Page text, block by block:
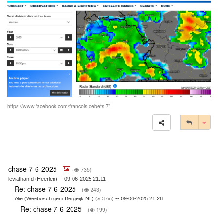
https://www.facebook.com/francois.debets.7/
chase 7-6-2025 ( 735)
leviathanfd (Heerlen) -- 09-06-2025 21:11
Re: chase 7-6-2025 ( 243)
Alie (Weebosch gem Bergeijk NL) ( 37m) -- 09-06-2025 21:28
Re: chase 7-6-2025 ( 199)